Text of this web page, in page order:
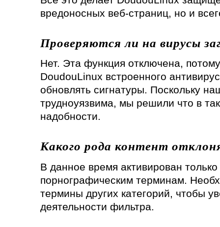
вредоносных веб-страниц, но и
Проверяются ли на вирусы
Нет. Эта функция отключена,
DoudouLinux встроенного
обновлять сигнатуры. Поскольку
трудноуязвима, мы решили что в
надобности.
Какого рода контент
В данное время активирован
порнографическим терминам.
термины других категорий, чтобы
деятельности фильтра.